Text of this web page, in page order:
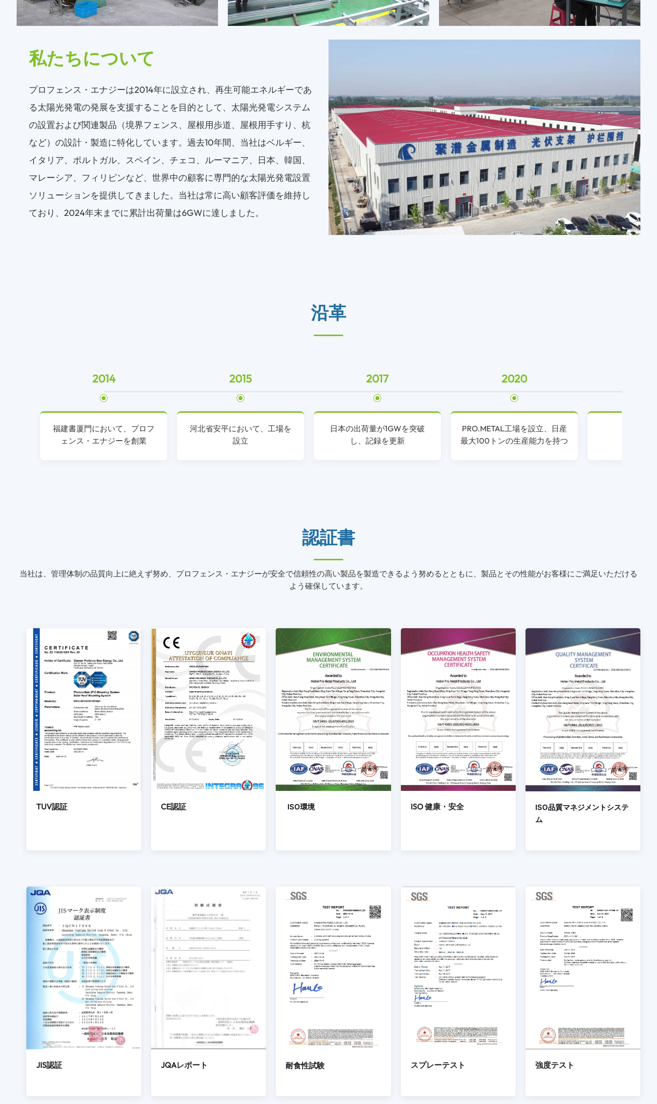
私たちについて
プロフェンス・エナジーは2014年に設立され、再生可能エネルギーであ
る太陽光発電の発展を支援することを目的として、太陽光発電システム
の設置および関連製品（境界フェンス、屋根用歩道、屋根用手すり、杭
など）の設計・製造に特化しています。過去10年間、当社はベルギー、
イタリア、ポルトガル、スペイン、チェコ、ルーマニア、日本、韓国、
マレーシア、フィリピンなど、世界中の顧客に専門的な太陽光発電設置
ソリューションを提供してきました。当社は常に高い顧客評価を維持し
ており、2024年末までに累計出荷量は6GWに達しました。
沿革
2014
福建書厦門において、プロフ
ェンス・エナジーを創業
2015
河北省安平において、工場を
設立
2017
日本の出荷量が1GWを突破
し、記録を更新
2020
PRO.METAL工場を設立、日産
最大100トンの生産能力を持つ
認証書
当社は、管理体制の品質向上に絶えず努め、プロフェンス・エナジーが安全で信頼性の高い製品を製造できるよう努めるとともに、製品とその性能がお客様にご満足いただける
よう確保しています。
TUV認証 CE認証 ISO環境 ISO 健康・安全
ISO品質マネジメントシステ
ム
JIS認証 JQAレポート 耐食性試験 スプレーテスト 強度テスト